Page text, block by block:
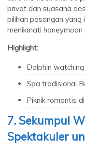
privat dan suasana
pilihan pasangan yang
menikmati honeymoon
Highlight:
Dolphin
Spa tradisional
Piknik romantis
7. Sekumpul
Spektakuler